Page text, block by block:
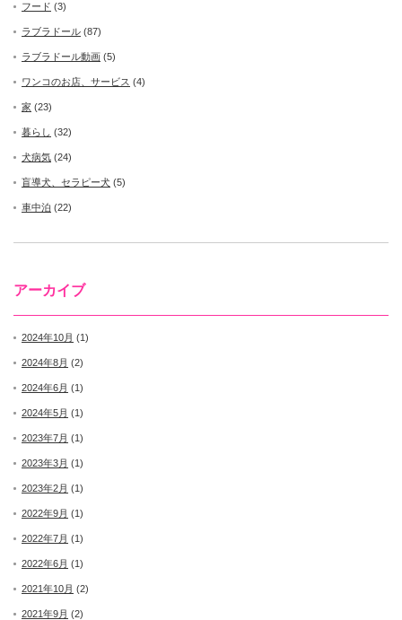
フード (3)
ラブラドール (87)
ラブラドール動画 (5)
ワンコのお店、サービス (4)
家 (23)
暮らし (32)
犬病気 (24)
盲導犬、セラピー犬 (5)
車中泊 (22)
アーカイブ
2024年10月 (1)
2024年8月 (2)
2024年6月 (1)
2024年5月 (1)
2023年7月 (1)
2023年3月 (1)
2023年2月 (1)
2022年9月 (1)
2022年7月 (1)
2022年6月 (1)
2021年10月 (2)
2021年9月 (2)